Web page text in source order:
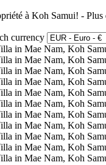
à Koh Samui! - Plus